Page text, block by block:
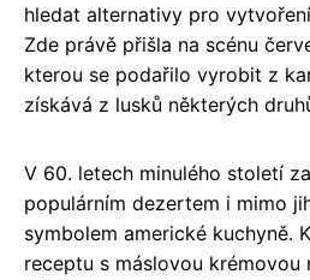
hledat alternativy pro
Zde právě přišla na scénu
kterou se podařilo vyrobit z
získává z lusků některých
V 60. letech minulého století
populárním dezertem i mimo
symbolem americké kuchyně.
receptu s máslovou krémovou